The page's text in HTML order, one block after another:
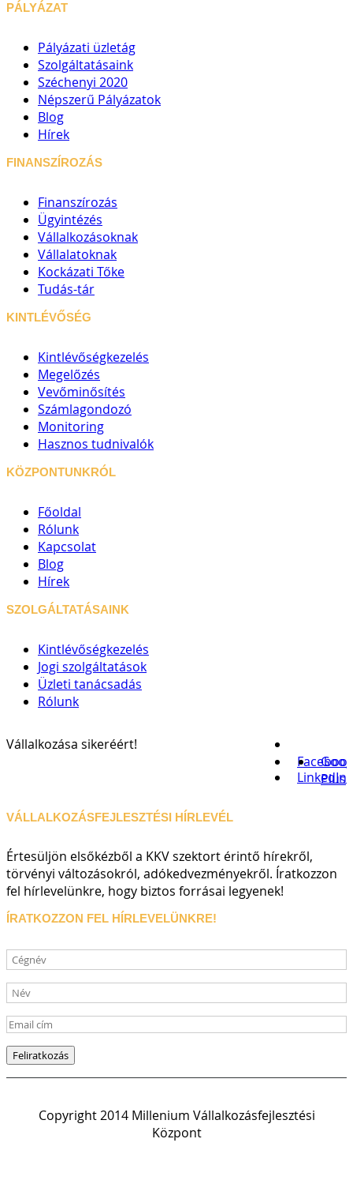
PÁLYÁZAT
Pályázati üzletág
Szolgáltatásaink
Széchenyi 2020
Népszerű Pályázatok
Blog
Hírek
FINANSZÍROZÁS
Finanszírozás
Ügyintézés
Vállalkozásoknak
Vállalatoknak
Kockázati Tőke
Tudás-tár
KINTLÉVŐSÉG
Kintlévőségkezelés
Megelőzés
Vevőminősítés
Számlagondozó
Monitoring
Hasznos tudnivalók
KÖZPONTUNKRÓL
Főoldal
Rólunk
Kapcsolat
Blog
Hírek
SZOLGÁLTATÁSAINK
Kintlévőségkezelés
Jogi szolgáltatások
Üzleti tanácsadás
Rólunk
Vállalkozása sikeréért!
Facebook
Plus
LinkedIn
VÁLLALKOZÁSFEJLESZTÉSI HÍRLEVÉL
Értesüljön elsőkézből a KKV szektort érintő hírekről,
törvényi változásokról, adókedvezményekről. Íratkozzon
fel hírlevelünkre, hogy biztos forrásai legyenek!
ÍRATKOZZON FEL HÍRLEVELÜNKRE!
Copyright 2014 Millenium Vállalkozásfejlesztési
Központ